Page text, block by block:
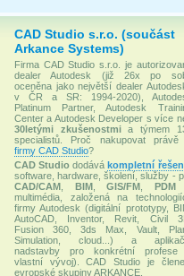
CAD Studio s.r.o. (součást
Arkance Systems)
Firma CAD Studio s.r.o. je
dealer Autodesk (již 26x po
oceněna jako největší dealer
v ČR a SR: 1994-2020),
Platinum Partner, Autodesk
Center a Autodesk Developer s více
30letými zkušenostmia týmem
specialistů. Proč nakupovat právě
firmy CAD Studio?
CAD Studio dodávákompletní
software, hardware, školení, služby -
CAD/CAM
BIM,GIS/FM ,PDM
multimédia, založená na
firmy Autodesk (digitální prototypy,
AutoCAD, Inventor, Revit, Civil
Fusion 360, 3ds Max, Vault,
Simulation, cloud...) a
nadstavby pro konkrétní
vlastní vývoj). CAD Studio je
evropské skupiny ARKANCE.